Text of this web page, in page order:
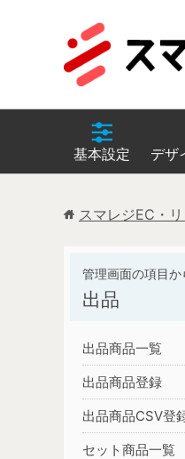
基本設定 デザ
スマレジEC・
出品
出品商品一覧
出品商品登録
出品商品CSV登
セット商品一覧